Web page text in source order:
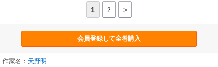
1 2 >
会員登録して全巻購入
作家名： 天野明